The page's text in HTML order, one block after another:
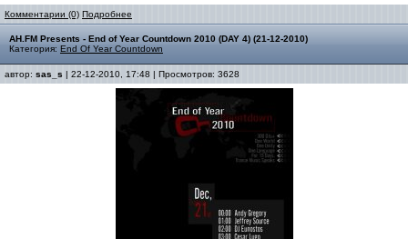
Комментарии (0) Подробнее
AH.FM Presents - End of Year Countdown 2010 (DAY 4) (21-12-2010)
Категория: End Of Year Countdown
автор: sas_s | 22-12-2010, 17:48 | Просмотров: 3628